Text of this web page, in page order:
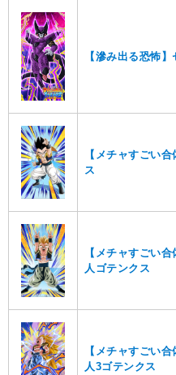
【滲み出る恐怖
【メチャすごい
ス
【メチャすごい
人ゴテンクス
【メチャすごい
人3ゴテンクス